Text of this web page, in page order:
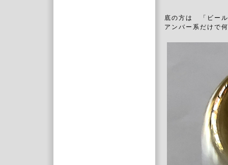
底の方は 「ビール
アンバー系だけで